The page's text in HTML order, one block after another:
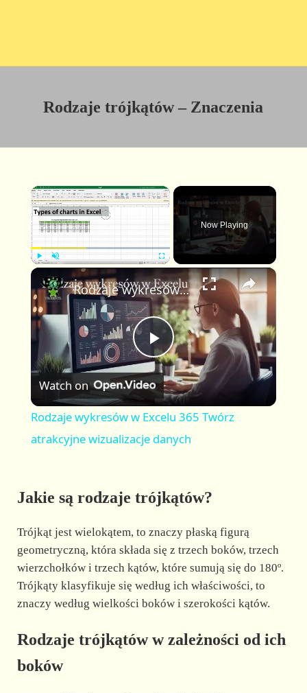
Rodzaje trójkątów – Znaczenia
×
l
y
n
m
u
l
l
c
r
e
e
n
Now Playing
×
P
l
a
i
d
e
Rodzaje wykresów w Excelu 365 Twórz atrakcyjne wizualizacje danych
Watch on
Rodzaje wykresów w Excelu 365 Twórz
atrakcyjne wizualizacje danych
Jakie są rodzaje trójkątów?
Trójkąt jest wielokątem, to znaczy płaską figurą
geometryczną, która składa się z trzech boków, trzech
wierzchołków i trzech kątów, które sumują się do 180º.
Trójkąty klasyfikuje się według ich właściwości, to
znaczy według wielkości boków i szerokości kątów.
Rodzaje trójkątów w zależności od ich
boków